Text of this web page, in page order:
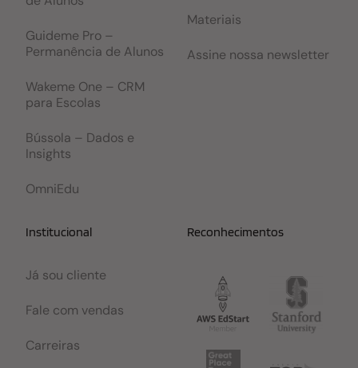
Guideme Pro –
Permanência de Alunos
Wakeme One – CRM
para Escolas
Bússola – Dados e
Insights
OmniEdu
Materiais
Assine nossa newsletter
Institucional
Já sou cliente
Fale com vendas
Carreiras
Reconhecimentos